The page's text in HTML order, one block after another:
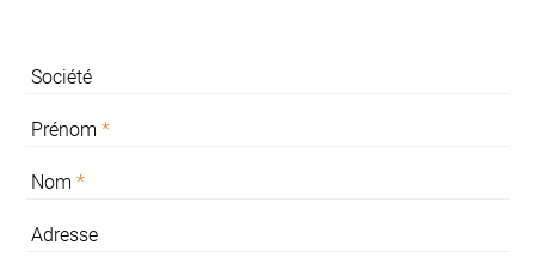
Société
Prénom *
Nom *
Adresse